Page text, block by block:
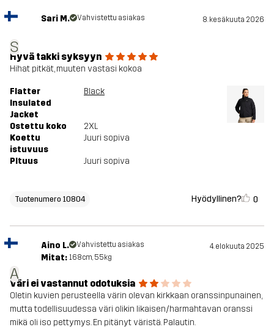
S
Sari M. Vahvistettu asiakas 8. kesäkuuta 2026
Hyvä takki syksyyn
Hihat pitkät, muuten vastasi kokoa
Flatter
Insulated
Jacket
Black
Ostettu koko
2XL
Koettu
istuvuus
Juuri sopiva
PItuus Juuri sopiva
Tuotenumero 10804 Hyödyllinen? 0
A
Aino L. Vahvistettu asiakas 4. elokuuta 2025
Mitat: 168cm, 55kg
Väri ei vastannut odotuksia
Oletin kuvien perusteella värin olevan kirkkaan oranssinpunainen,
mutta todellisuudessa väri olikin likaisen/harmahtavan oranssi
mikä oli iso pettymys. En pitänyt väristä. Palautin.